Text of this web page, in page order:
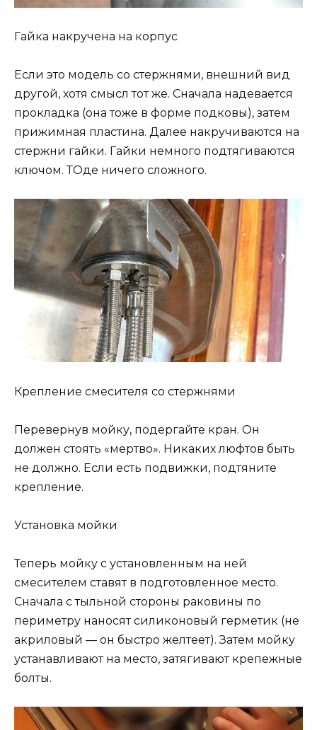
Гайка накручена на корпус
Если это модель со стержнями, внешний вид
другой, хотя смысл тот же. Сначала надевается
прокладка (она тоже в форме подковы), затем
прижимная пластина. Далее накручиваются на
стержни гайки. Гайки немного подтягиваются
ключом. ТОде ничего сложного.
Крепление смесителя со стержнями
Перевернув мойку, подергайте кран. Он
должен стоять «мертво». Никаких люфтов быть
не должно. Если есть подвижки, подтяните
крепление.
Установка мойки
Теперь мойку с установленным на ней
смесителем ставят в подготовленное место.
Сначала с тыльной стороны раковины по
периметру наносят силиконовый герметик (не
акриловый — он быстро желтеет). Затем мойку
устанавливают на место, затягивают крепежные
болты.